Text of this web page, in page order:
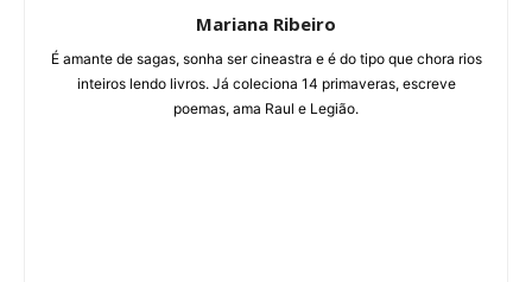
Mariana Ribeiro
É amante de sagas, sonha ser cineastra e é do tipo que chora rios
inteiros lendo livros. Já coleciona 14 primaveras, escreve
poemas, ama Raul e Legião.